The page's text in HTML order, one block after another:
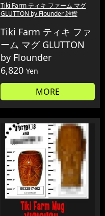
Tiki Farm ティキ ファーム マグ
GLUTTON by Flounder 雑貨
Tiki Farm ティキ ファ
ーム マグ GLUTTON
by Flounder
6,820 Yen
MORE